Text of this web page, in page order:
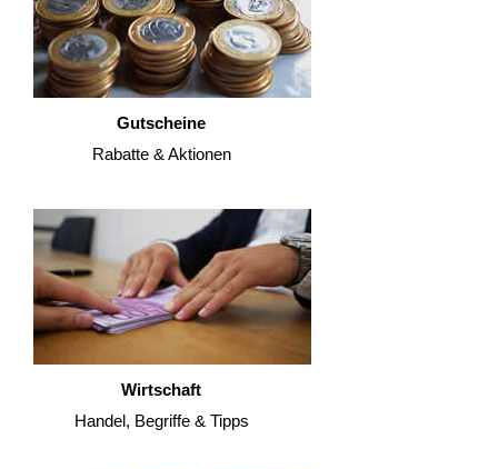
Gutscheine
Rabatte & Aktionen
Wirtschaft
Handel, Begriffe & Tipps